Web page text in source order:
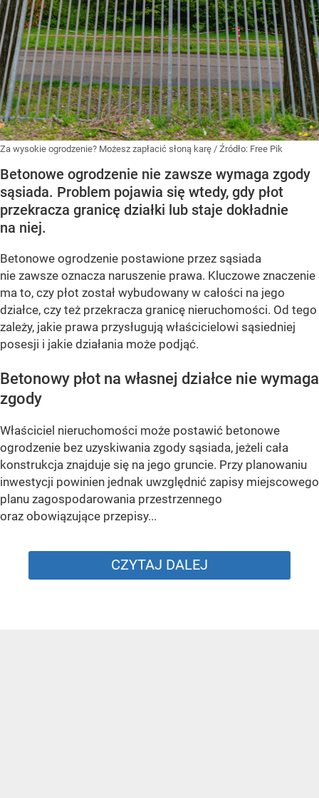
Za wysokie ogrodzenie? Możesz zapłacić słoną karę / Źródło: Free Pik
Betonowe ogrodzenie nie zawsze wymaga zgody
sąsiada. Problem pojawia się wtedy, gdy płot
przekracza granicę działki lub staje dokładnie
na niej.
Betonowe ogrodzenie postawione przez sąsiada
nie zawsze oznacza naruszenie prawa. Kluczowe znaczenie
ma to, czy płot został wybudowany w całości na jego
działce, czy też przekracza granicę nieruchomości. Od tego
zależy, jakie prawa przysługują właścicielowi sąsiedniej
posesji i jakie działania może podjąć.
Betonowy płot na własnej działce nie wymaga
zgody
Właściciel nieruchomości może postawić betonowe
ogrodzenie bez uzyskiwania zgody sąsiada, jeżeli cała
konstrukcja znajduje się na jego gruncie. Przy planowaniu
inwestycji powinien jednak uwzględnić zapisy miejscowego
planu zagospodarowania przestrzennego
oraz obowiązujące przepisy...
CZYTAJ DALEJ